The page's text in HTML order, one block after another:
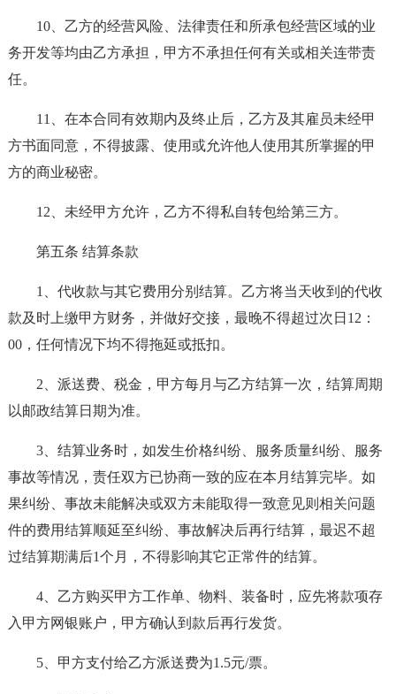
10、乙方的经营风险、法律责任和所承包经营区域的业
务开发等均由乙方承担，甲方不承担任何有关或相关连带责
任。
11、在本合同有效期内及终止后，乙方及其雇员未经甲
方书面同意，不得披露、使用或允许他人使用其所掌握的甲
方的商业秘密。
12、未经甲方允许，乙方不得私自转包给第三方。
第五条 结算条款
1、代收款与其它费用分别结算。乙方将当天收到的代收
款及时上缴甲方财务，并做好交接，最晚不得超过次日12：
00，任何情况下均不得拖延或抵扣。
2、派送费、税金，甲方每月与乙方结算一次，结算周期
以邮政结算日期为准。
3、结算业务时，如发生价格纠纷、服务质量纠纷、服务
事故等情况，责任双方已协商一致的应在本月结算完毕。如
果纠纷、事故未能解决或双方未能取得一致意见则相关问题
件的费用结算顺延至纠纷、事故解决后再行结算，最迟不超
过结算期满后1个月，不得影响其它正常件的结算。
4、乙方购买甲方工作单、物料、装备时，应先将款项存
入甲方网银账户，甲方确认到款后再行发货。
5、甲方支付给乙方派送费为1.5元/票。